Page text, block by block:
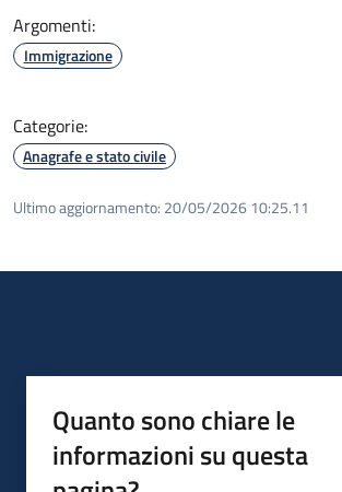
Argomenti:
Immigrazione
Categorie:
Anagrafe e stato civile
Ultimo aggiornamento: 20/05/2026 10:25.11
Quanto sono chiare le
informazioni su questa